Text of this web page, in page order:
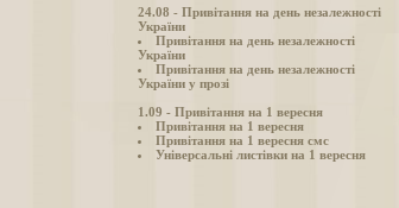
24.08 - Привітання на день незалежності
України
Привітання на день незалежності
України
Привітання на день незалежності
України у прозі
1.09 - Привітання на 1 вересня
Привітання на 1 вересня
Привітання на 1 вересня смс
Універсальні листівки на 1 вересня